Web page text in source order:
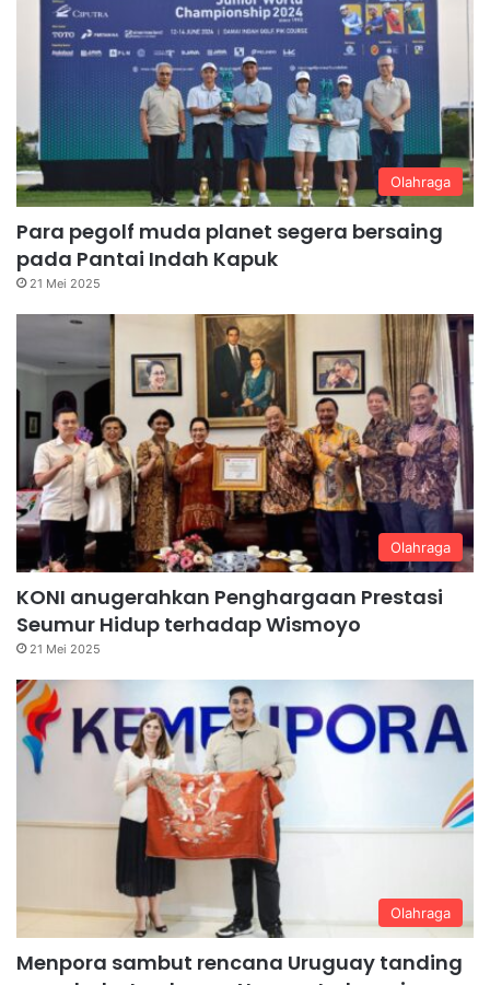
Olahraga
Para pegolf muda planet segera bersaing
pada Pantai Indah Kapuk
21 Mei 2025
Olahraga
KONI anugerahkan Penghargaan Prestasi
Seumur Hidup terhadap Wismoyo
21 Mei 2025
Olahraga
Menpora sambut rencana Uruguay tanding